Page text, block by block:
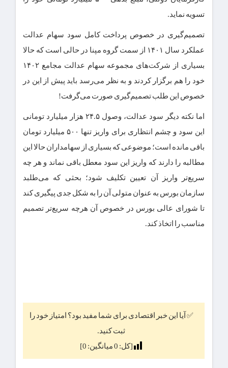
تسویه نماید.
تصمیم‌گیری در خصوص پرداخت کامل سود سهام عدالت
عملکرد سال ۱۴۰۱ از سمت گروه مپنا در حالی است که حالا
بسیاری از شرکت‌های مجموعه سهام عدالت مجامع ۱۴۰۲
خود را هم برگزار کردند و به نظر می‌رسد باید پیش از این در
خصوص این طلب تصمیم‌گیری صورت می‌گرفت!
اما نکته دیگر سود عدالت، وصول ۲۴.۵ هزار میلیارد تومانی
این سود و چشم انتظاری برای واریز تنها ۵۰۰ میلیارد تومان
باقی مانده است؛ موضوعی که بسیاری از سهامداران حالا این
مطالبه را دارند که واریز این سود معطل باقی نماند و هر چه
سریع‌تر واریز آن تعیین تکلیف شود؛ بحثی که می‌طلبد
سازمان بورس به عنوان متولی آن را به شکل جدی پیگیری کند
تا شورای عالی بورس در خصوص آن هرچه سریع‌تر تصمیم
مناسب را اتخاذ کند.
✅ آیا این خبر اقتصادی برای شما مفید بود؟ امتیاز خود را
ثبت کنید.
[کل: 0میانگین: 0
]